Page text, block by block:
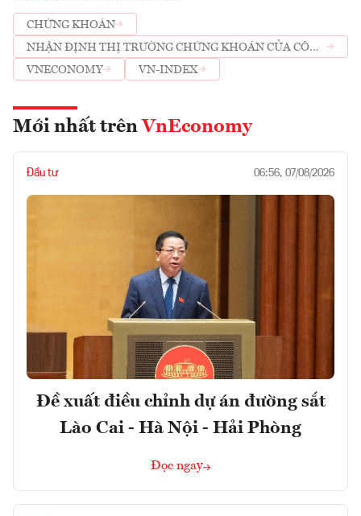
CHỨNG KHOÁN
NHẬN ĐỊNH THỊ TRƯỜNG CHỨNG KHOÁN CỦA CÔNG
TY CHỨNG KHOÁN
VNECONOMY VN-INDEX
Mới nhất trên VnEconomy
Đầu tư 06:56, 07/08/2026
Đề xuất điều chỉnh dự án đường sắt
Lào Cai - Hà Nội - Hải Phòng
Đọc ngay